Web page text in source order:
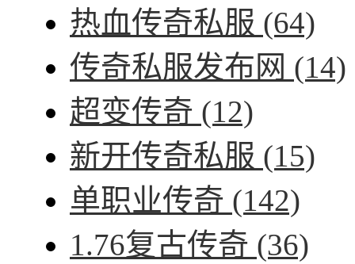
热血传奇私服 (64)
传奇私服发布网 (14)
超变传奇 (12)
新开传奇私服 (15)
单职业传奇 (142)
1.76复古传奇 (36)